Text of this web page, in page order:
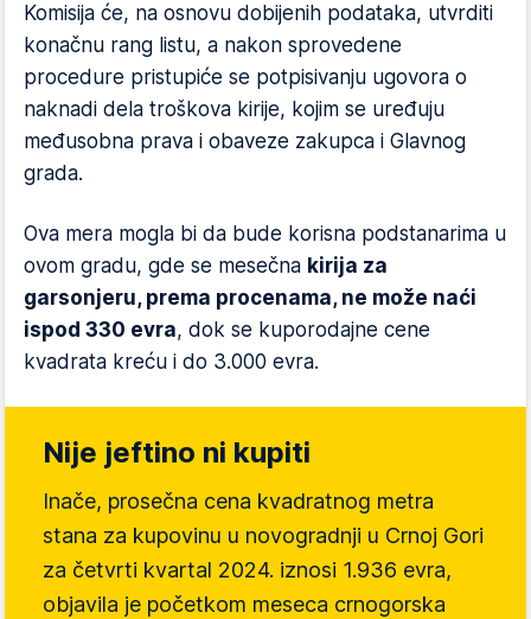
Komisija će, na osnovu dobijenih podataka, utvrditi
konačnu rang listu, a nakon sprovedene
procedure pristupiće se potpisivanju ugovora o
naknadi dela troškova kirije, kojim se uređuju
međusobna prava i obaveze zakupca i Glavnog
grada.
Ova mera mogla bi da bude korisna podstanarima u
ovom gradu, gde se mesečna kirija za
garsonjeru, prema procenama, ne može naći
ispod 330 evra, dok se kuporodajne cene
kvadrata kreću i do 3.000 evra.
Nije jeftino ni kupiti
Inače, prosečna cena kvadratnog metra
stana za kupovinu u novogradnji u Crnoj Gori
za četvrti kvartal 2024. iznosi 1.936 evra,
objavila je početkom meseca crnogorska